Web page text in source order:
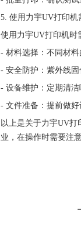
5. 使用力宇UV打印机
使用力宇UV打印机时
- 材料选择：不同材
- 安全防护：紫外线
- 设备维护：定期清
- 文件准备：提前做
以上是关于力宇UV
业，在操作时需要注